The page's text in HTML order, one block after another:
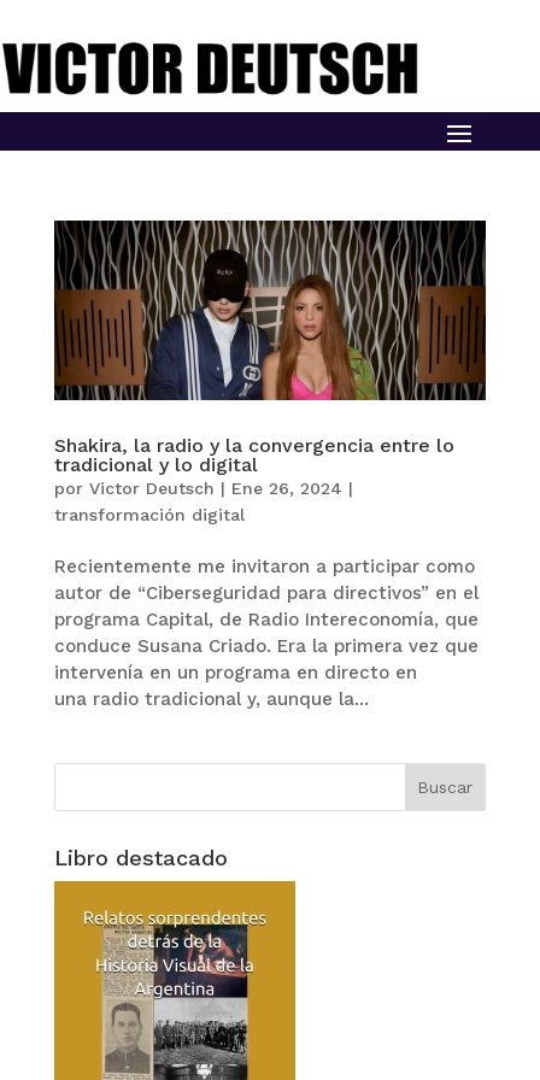
Shakira, la radio y la convergencia entre lo
tradicional y lo digital
por Victor Deutsch | Ene 26, 2024 |
transformación digital
Recientemente me invitaron a participar como
autor de “Ciberseguridad para directivos” en el
programa Capital, de Radio Intereconomía, que
conduce Susana Criado. Era la primera vez que
intervenía en un programa en directo en
una radio tradicional y, aunque la...
Libro destacado